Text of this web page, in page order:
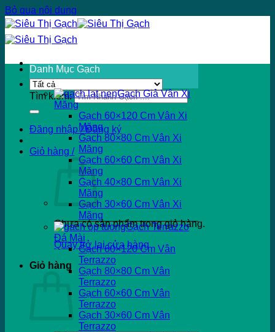
Bỏ qua nội dung
Tìm kiếm:
Đăng nhập / Đăng ký
Giỏ hàng /
Chưa có sản phẩm trong giỏ hàng.
Quay trở lại cửa hàng
Giỏ hàng
Danh Mục Gạch
Gạch Giả Vân Xi
Măng
Gạch 60×120 Cm Vân Xi
Măng
Gạch 80×80 Cm Vân Xi
Măng
Gạch 60×60 Cm Vân Xi
Măng
Gạch 40×80 Cm Vân Xi
Măng
Gạch 30×60 Cm Vân Xi
Măng
Gạch Terrazzo
Đá Mài
Gạch 60×120 Cm Vân
Terrazzo
Gạch 80×80 Cm Vân
Terrazzo
Gạch 60×60 Cm Vân
Terrazzo
Gạch 30×60 Cm Vân
Terrazzo